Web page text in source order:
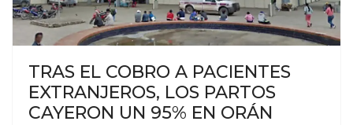
TRAS EL COBRO A PACIENTES
EXTRANJEROS, LOS PARTOS
CAYERON UN 95% EN ORÁN